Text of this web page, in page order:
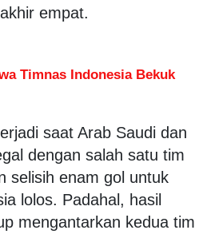
empat.
Timnas Indonesia Bekuk
saat Arab Saudi dan
dengan salah satu tim
selisih enam gol untuk
lolos. Padahal, hasil
mengantarkan kedua tim